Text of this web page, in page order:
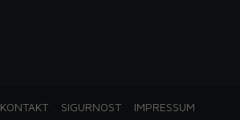
KONTAKT SIGURNOST
IMPRESSUM